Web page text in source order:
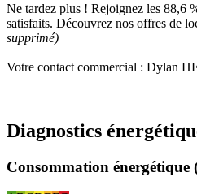
Ne tardez plus ! Rejoignez les 88,6
satisfaits. Découvrez nos offres de
supprimé)
Votre contact commercial : Dylan
Diagnostics
Consommation énergétique